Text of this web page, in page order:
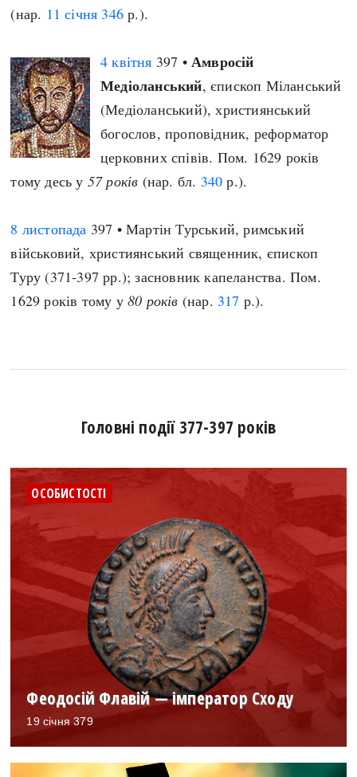
(нар. 11 січня 346 р.).
4 квітня 397 •Амвросій
Медіоланський, єпископ Міланський
(Медіоланський), християнський
богослов, проповідник, реформатор
церковних співів. Пом. 1629 років
тому десь у 57 років (нар. бл. 340 р.).
8 листопада 397 • Мартін Турський, римський
військовий, християнський священник, єпископ
Туру (371-397 рр.); засновник капеланства. Пом.
1629 років тому у80 років (нар. 317 р.).
Головні події 377-397 років
ОСОБИСТОСТІ
Феодосій Флавій — імператор Сходу
19 січня 379